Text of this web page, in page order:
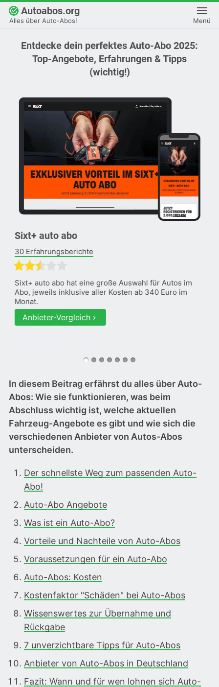
Autoabos.org
Alles über Auto-Abos! Menü
Alles über Auto-Abos! Menü
Entdecke dein perfektes Auto-Abo 2025:
Top-Angebote, Erfahrungen & Tipps
(wichtig!)
Sixt+ auto abo
30 Erfahrungsberichte
Sixt+ auto abo hat eine große Auswahl für Autos im
Abo, jeweils inklusive aller Kosten ab 340 Euro im
Monat.
Anbieter-Vergleich
In diesem Beitrag erfährst du alles über Auto-
Abos: Wie sie funktionieren, was beim
Abschluss wichtig ist, welche aktuellen
Fahrzeug-Angebote es gibt und wie sich die
verschiedenen Anbieter von Autos-Abos
unterscheiden.
Der schnellste Weg zum passenden Auto-
Abo!
Auto-Abo Angebote
Was ist ein Auto-Abo?
Vorteile und Nachteile von Auto-Abos
Voraussetzungen für ein Auto-Abo
Auto-Abos: Kosten
Kostenfaktor "Schäden" bei Auto-Abos
Wissenswertes zur Übernahme und
Rückgabe
7 unverzichtbare Tipps für Auto-Abos
Anbieter von Auto-Abos in Deutschland
Fazit: Wann und für wen lohnen sich Auto-